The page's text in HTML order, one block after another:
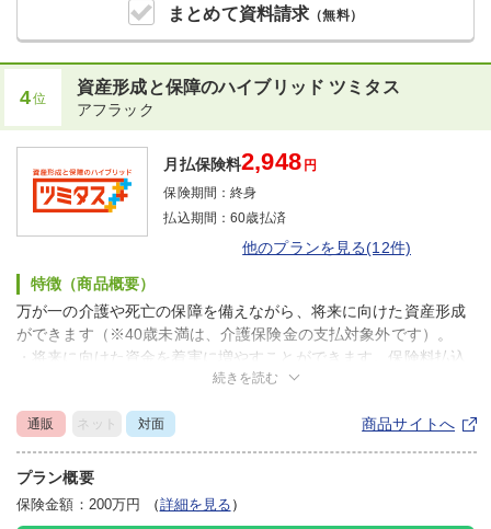
まとめて資料請求 （無料）
4位
資産形成と保障のハイブリッド ツミタス
アフラック
月払保険料2,948 円
保険期間：終身
払込期間：60歳払済
他のプランを見る(12件)
特徴（商品概要）
万が一の介護や死亡の保障を備えながら、将来に向けた資産形成
ができます（※40歳未満は、介護保険金の支払対象外です）。
・将来に向けた資金を着実に増やすことができます。保険料払込
期間中の解約払戻金は、ほとんどの場合、既払込保険料を下回り
も、一定期間は解約払戻金額が累計払込保険料を下回る場合があ
ります）。
・将来、ニーズに合わせて介護・死亡・医療・年金のコースから
選択できます（コース変更時における保障額が所定の金額を下回
る場合などには、ご希望のコースへの変更を取り扱えない場合が
続きを読む
通販 ネット 対面 商品サイトへ
プラン概要
保険金額：200万円 （詳細を見る ）